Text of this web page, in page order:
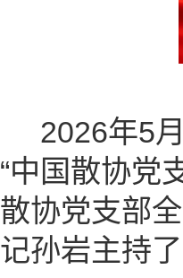
2026年5月
“中国散协党
散协党支部
记孙岩主持了